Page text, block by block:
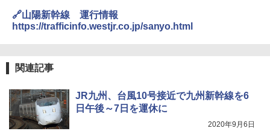
￥2,277
[キャンパーズコレクション 山善] 傘みたいに
広げるだけ パッとサッとテント ブラックコ
[キャンパーズコレクション 山善] 傘みたいに
広げるだけ パッとサッとテント キューブワ
DEWEL パラソル 大型 ビーチ アウトドアパ
着替えテント トイレテント 透けない【換気
通気窓付き】収納袋付き UVカット 防水 防災
🔗山陽新幹線 運行情報
https://trafficinfo.westjr.co.jp/sanyo.html
関連記事
JR九州、台風10号接近で九州新幹線を6
日午後～7日を運休に
2020年9月6日